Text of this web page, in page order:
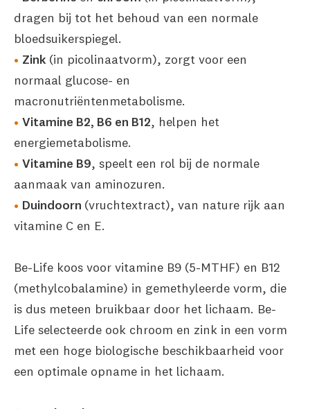
dragen bij tot het behoud van een normale
bloedsuikerspiegel.
Zink (in picolinaatvorm), zorgt voor een
normaal glucose- en
macronutriëntenmetabolisme.
Vitamine B2, B6 en B12, helpen het
energiemetabolisme.
Vitamine B9, speelt een rol bij de normale
aanmaak van aminozuren.
Duindoorn (vruchtextract), van nature rijk aan
vitamine C en E.
Be-Life koos voor vitamine B9 (5-MTHF) en B12
(methylcobalamine) in gemethyleerde vorm, die
is dus meteen bruikbaar door het lichaam. Be-
Life selecteerde ook chroom en zink in een vorm
met een hoge biologische beschikbaarheid voor
een optimale opname in het lichaam.